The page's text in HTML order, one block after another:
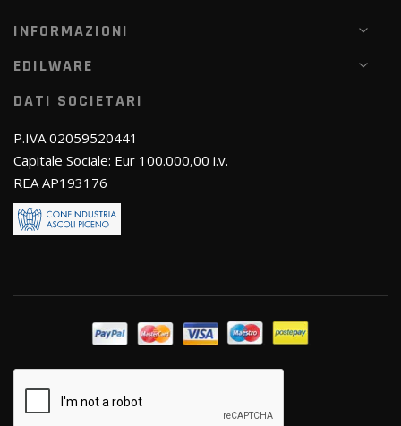
INFORMAZIONI
EDILWARE
DATI SOCIETARI
P.IVA 02059520441
Capitale Sociale: Eur 100.000,00 i.v.
REA AP193176